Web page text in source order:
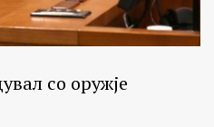
со оружје